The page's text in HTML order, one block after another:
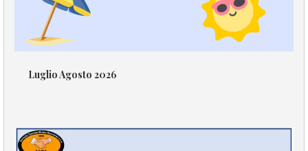
Luglio Agosto 2026